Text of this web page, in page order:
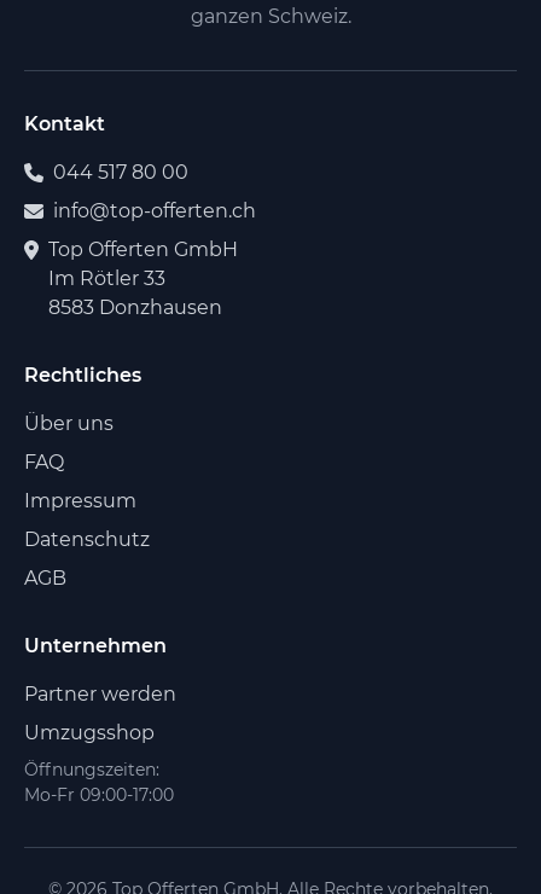
ganzen Schweiz.
Kontakt
044 517 80 00
info@top-offerten.ch
Top Offerten GmbH
Im Rötler 33
8583 Donzhausen
Rechtliches
Über uns
FAQ
Impressum
Datenschutz
AGB
Unternehmen
Partner werden
Umzugsshop
Öffnungszeiten:
Mo-Fr 09:00-17:00
© 2026 Top Offerten GmbH. Alle Rechte vorbehalten.